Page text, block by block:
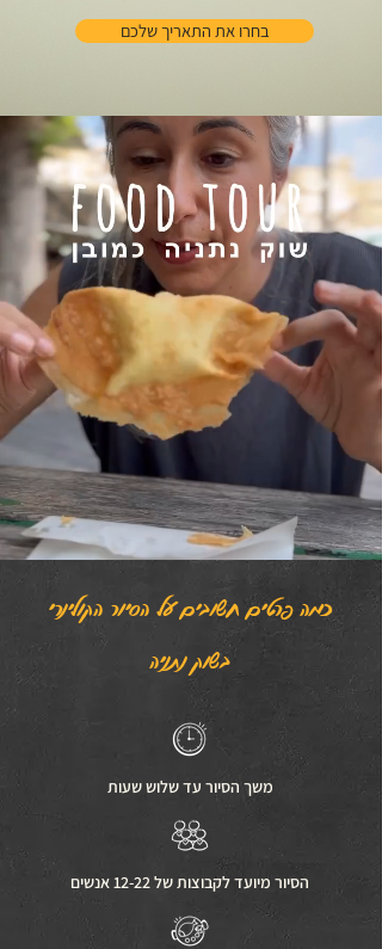
בחרו את התאריך שלכם
כמה פרטים חשובים על הסיור הקולינרי
בשוק נתניה
משך הסיור עד שלוש שעות
הסיור מיועד לקבוצות של 12-22 אנשים